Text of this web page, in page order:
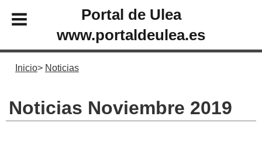
Portal de Ulea
www.portaldeulea.es
Inicio Noticias
Noticias Noviembre 2019